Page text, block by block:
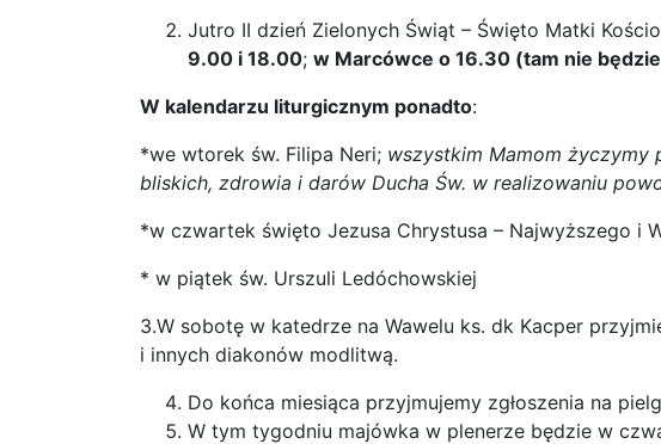
Jutro II dzień Zielonych Świąt – Święto Matki
9.00 i 18.00; w Marcówce o 16.30 (tam nie
W kalendarzu liturgicznym ponadto:
*we wtorek św. Filipa Neri; wszystkim Mamom życzymy
bliskich, zdrowia i darów Ducha Św. w realizowaniu
*w czwartek święto Jezusa Chrystusa – Najwyższego i
* w piątek św. Urszuli Ledóchowskiej
3.W sobotę w katedrze na Wawelu ks. dk Kacper
i innych diakonów modlitwą.
Do końca miesiąca przyjmujemy zgłoszenia na
W tym tygodniu majówka w plenerze będzie w